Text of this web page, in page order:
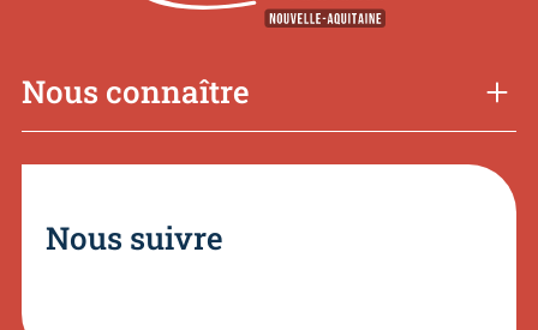
Nous connaître
Nous suivre